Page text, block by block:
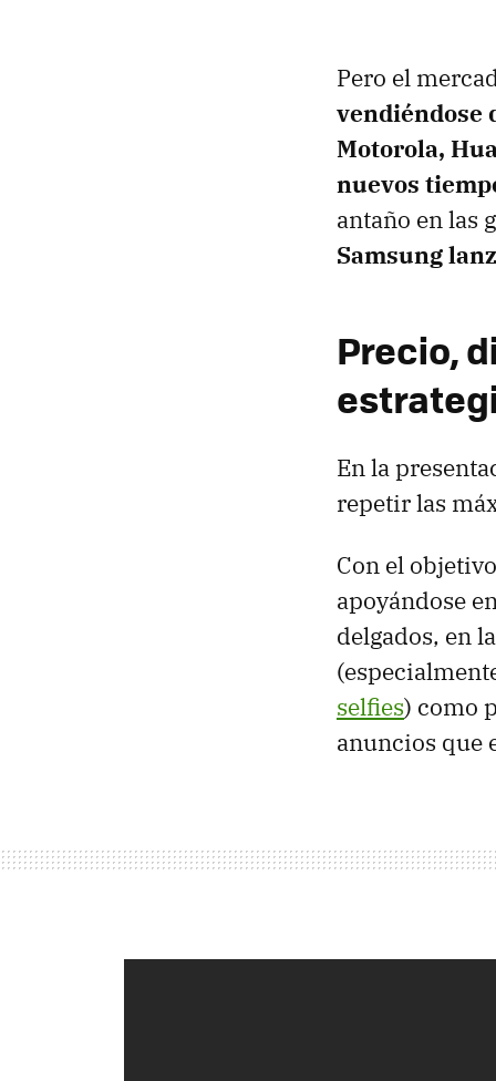
Pero el
vendiéndose
Motorola,
nuevos
antaño en las
Samsung
Precio,
En la
repetir las
Con el
apoyándose
delgados, en
selfies) como
anuncios que